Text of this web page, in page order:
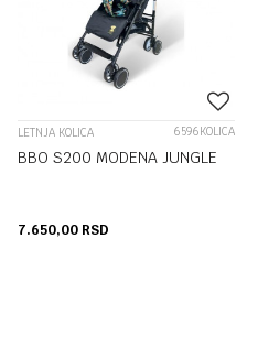
LETNJA KOLICA 6596KOLICA
BBO S200 MODENA JUNGLE
7.650,00 RSD